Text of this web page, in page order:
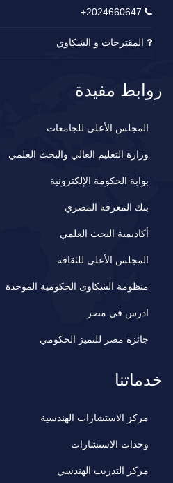
2024660647+
المقترحات و الشكاوي
روابط مفيدة
المجلس الأعلى للجامعات
وزارة التعليم العالي والبحث العلمي
بوابة الحكومة الإلكترونية
بنك المعرفة المصري
أكاديمية البحث العلمي
المجلس الأعلى للثقافة
منظومة الشكاوى الحكومية الموحدة
ادرس في مصر
جائزة مصر للتميز الحكومي
خدماتنا
مركز الاستشارات الهندسية
وحدات الاستشارات
مركز التدريب الهندسي